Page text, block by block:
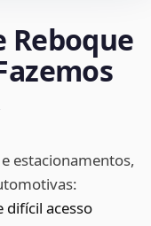
Reboque
estacionamentos,
difícil acesso